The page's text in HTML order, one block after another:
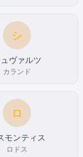
シ
ヴァルツ
カランド
ロ
モンティス
ロドス